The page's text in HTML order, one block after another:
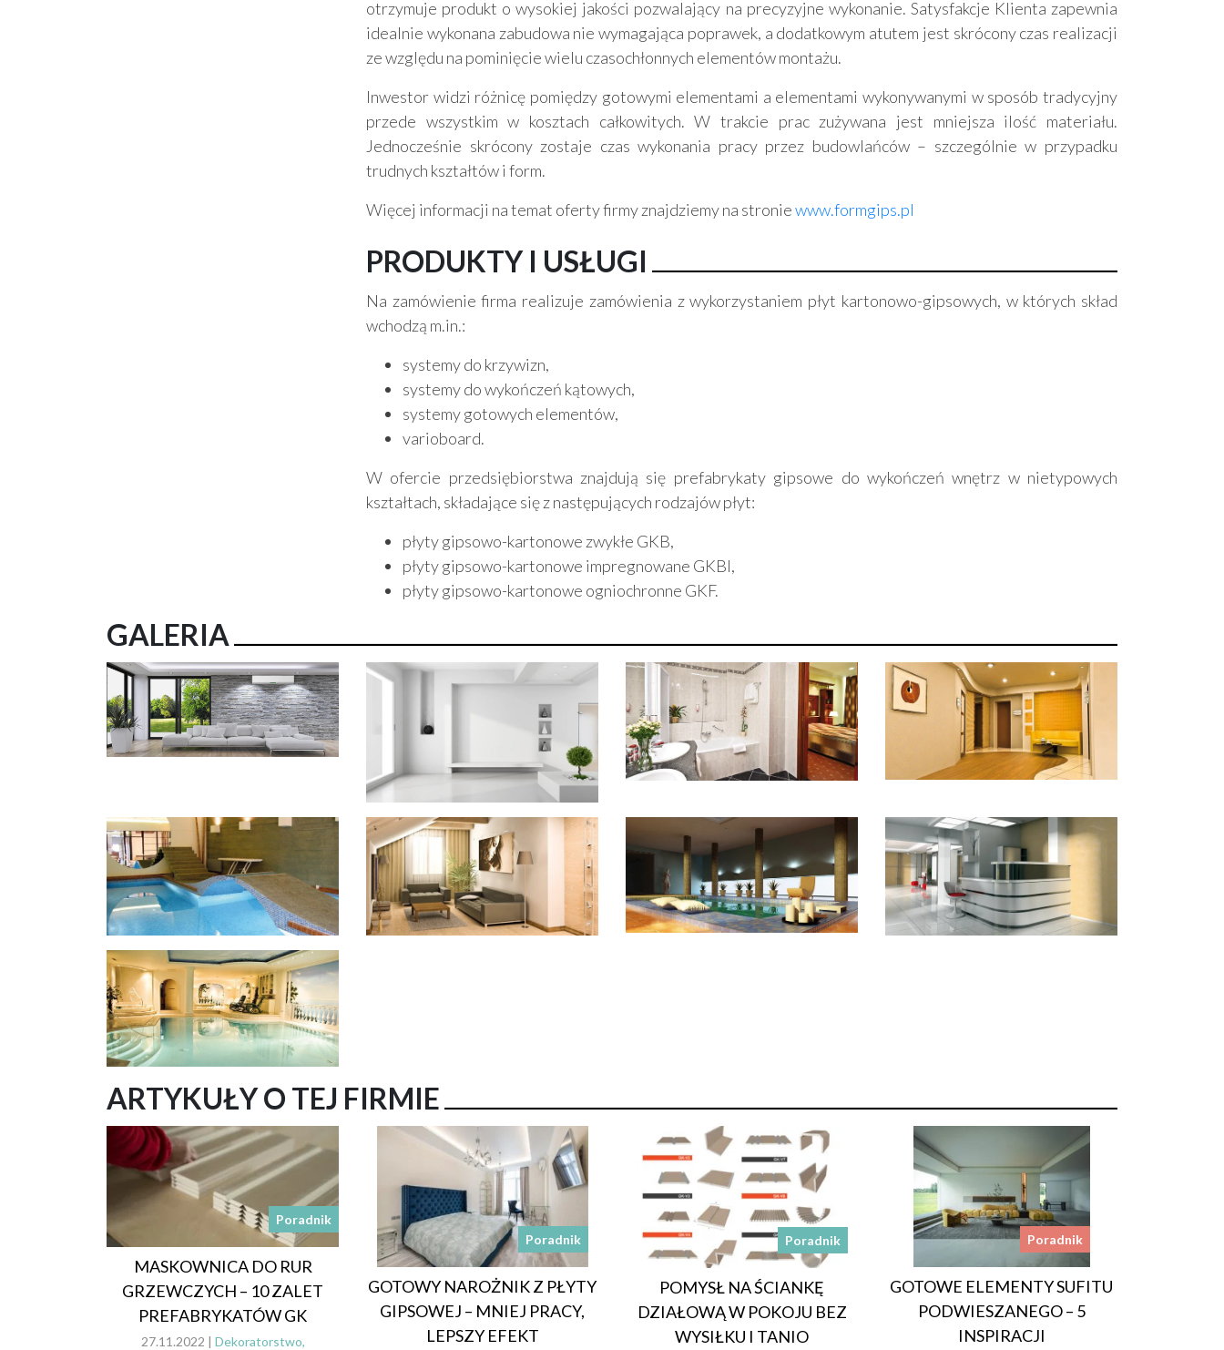
otrzymuje produkt o wysokiej jakości pozwalający na precyzyjne wykonanie. Satysfakcje Klienta zapewnia
idealnie wykonana zabudowa nie wymagająca poprawek, a dodatkowym atutem jest skrócony czas realizacji
ze względu na pominięcie wielu czasochłonnych elementów montażu.
Inwestor widzi różnicę pomiędzy gotowymi elementami a elementami wykonywanymi w sposób tradycyjny
przede wszystkim w kosztach całkowitych. W trakcie prac zużywana jest mniejsza ilość materiału.
Jednocześnie skrócony zostaje czas wykonania pracy przez budowlańców – szczególnie w przypadku
trudnych kształtów i form.
Więcej informacji na temat oferty firmy znajdziemy na stroniewww.formgips.pl
PRODUKTY I USŁUGI
Na zamówienie firma realizuje zamówienia z wykorzystaniem płyt kartonowo-gipsowych, w których skład
wchodzą m.in.:
systemy do krzywizn,
systemy do wykończeń kątowych,
systemy gotowych elementów,
varioboard.
W ofercie przedsiębiorstwa znajdują się prefabrykaty gipsowe do wykończeń wnętrz w nietypowych
kształtach, składające się z następujących rodzajów płyt:
płyty gipsowo-kartonowe zwykłe GKB,
płyty gipsowo-kartonowe impregnowane GKBI,
płyty gipsowo-kartonowe ogniochronne GKF.
GALERIA
ARTYKUŁY O TEJ FIRMIE
Poradnik
MASKOWNICA DO RUR
GRZEWCZYCH – 10 ZALET
PREFABRYKATÓW GK
27.11.2022 | Dekoratorstwo,
Poradnik
GOTOWY NAROŻNIK Z PŁYTY
GIPSOWEJ – MNIEJ PRACY,
LEPSZY EFEKT
Poradnik
POMYSŁ NA ŚCIANKĘ
DZIAŁOWĄ W POKOJU BEZ
WYSIŁKU I TANIO
Poradnik
GOTOWE ELEMENTY SUFITU
PODWIESZANEGO – 5
INSPIRACJI